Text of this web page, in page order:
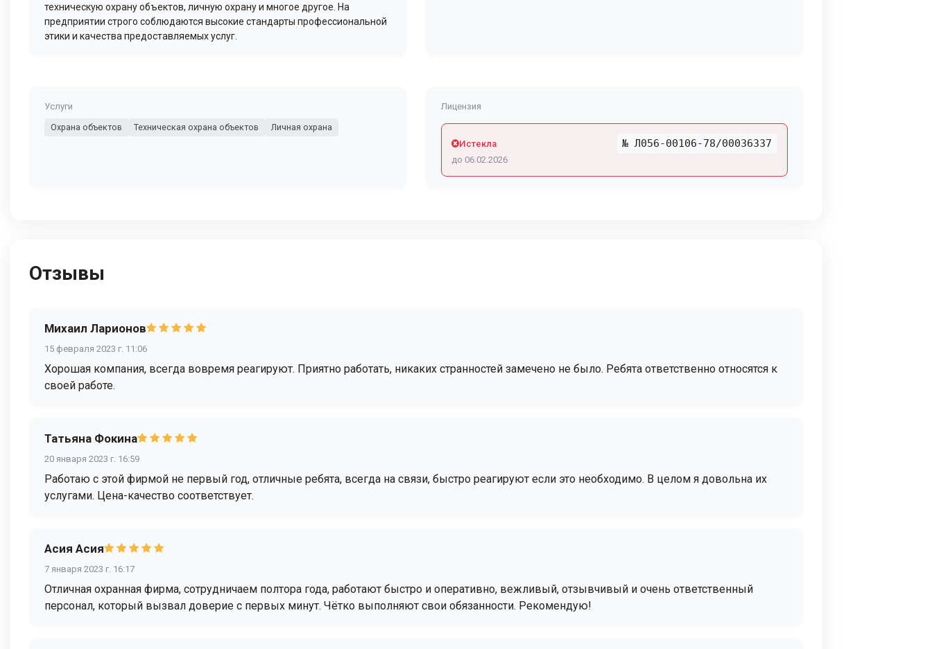
техническую охрану объектов, личную охрану и многое другое. На
предприятии строго соблюдаются высокие стандарты профессиональной
этики и качества предоставляемых услуг.
Услуги
Охрана объектов
Техническая охрана объектов Личная охрана
Лицензия
Истекла № Л056-00106-78/00036337
до 06.02.2026
Отзывы
Михаил Ларионов
15 февраля 2023 г. 11:06
Хорошая компания, всегда вовремя реагируют. Приятно работать, никаких странностей замечено не было. Ребята ответственно относятся к
своей работе.
Татьяна Фокина
20 января 2023 г. 16:59
Работаю с этой фирмой не первый год, отличные ребята, всегда на связи, быстро реагируют если это необходимо. В целом я довольна их
услугами. Цена-качество соответствует.
Асия Асия
7 января 2023 г. 16:17
Отличная охранная фирма, сотрудничаем полтора года, работают быстро и оперативно, вежливый, отзывчивый и очень ответственный
персонал, который вызвал доверие с первых минут. Чётко выполняют свои обязанности. Рекомендую!